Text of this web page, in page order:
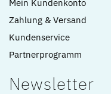
Mein Kundenkonto
Zahlung & Versand
Kundenservice
Partnerprogramm
Newsletter